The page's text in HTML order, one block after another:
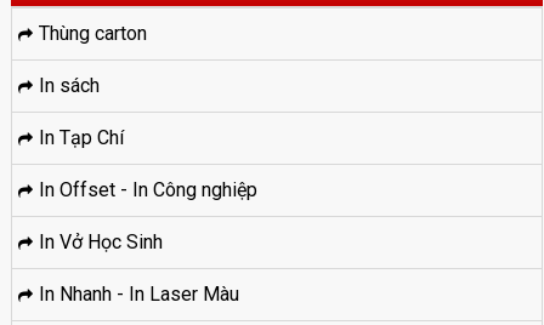
Thùng carton
In sách
In Tạp Chí
In Offset - In Công nghiệp
In Vở Học Sinh
In Nhanh - In Laser Màu